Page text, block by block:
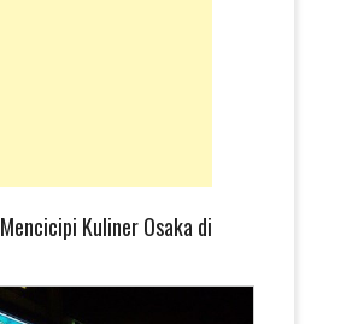
Kuliner Osaka di